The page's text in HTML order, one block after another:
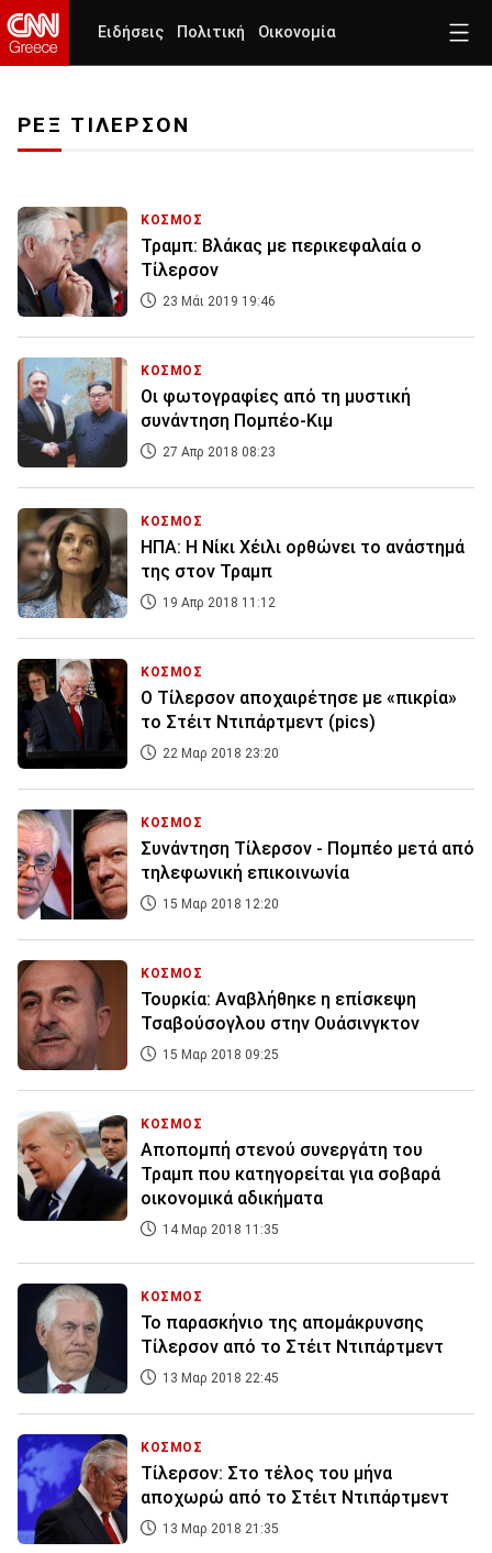
Ειδήσεις Πολιτική Οικονομία
ΡΕΞ ΤΙΛΕΡΣΟΝ
ΚΟΣΜΟΣ
Τραμπ: Bλάκας με περικεφαλαία ο
Τίλερσον
23 Μάι 2019 19:46
ΚΟΣΜΟΣ
Οι φωτογραφίες από τη μυστική
συνάντηση Πομπέο-Κιμ
27 Απρ 2018 08:23
ΚΟΣΜΟΣ
ΗΠΑ: Η Νίκι Χέιλι ορθώνει το ανάστημά
της στον Τραμπ
19 Απρ 2018 11:12
ΚΟΣΜΟΣ
Ο Τίλερσον αποχαιρέτησε με «πικρία»
το Στέιτ Ντιπάρτμεντ (pics)
22 Μαρ 2018 23:20
ΚΟΣΜΟΣ
Συνάντηση Τίλερσον - Πομπέο μετά από
τηλεφωνική επικοινωνία
15 Μαρ 2018 12:20
ΚΟΣΜΟΣ
Τουρκία: Αναβλήθηκε η επίσκεψη
Τσαβούσογλου στην Ουάσινγκτον
15 Μαρ 2018 09:25
ΚΟΣΜΟΣ
Αποπομπή στενού συνεργάτη του
Τραμπ που κατηγορείται για σοβαρά
οικονομικά αδικήματα
14 Μαρ 2018 11:35
ΚΟΣΜΟΣ
To παρασκήνιο της απομάκρυνσης
Τίλερσον από το Στέιτ Ντιπάρτμεντ
13 Μαρ 2018 22:45
ΚΟΣΜΟΣ
Τίλερσον: Στο τέλος του μήνα
αποχωρώ από το Στέιτ Ντιπάρτμεντ
13 Μαρ 2018 21:35